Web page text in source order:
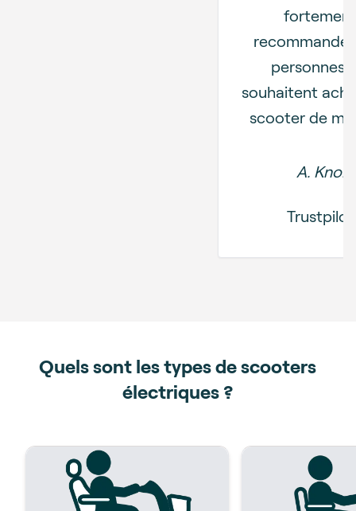
fortement
personnes
souhaitent
scooter de
A. Knol
Trustpilot
Quels sont les types de scooters
électriques ?